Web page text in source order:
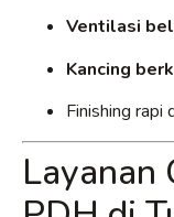
Ventilasi
Kancing
Finishing rapi
Layanan